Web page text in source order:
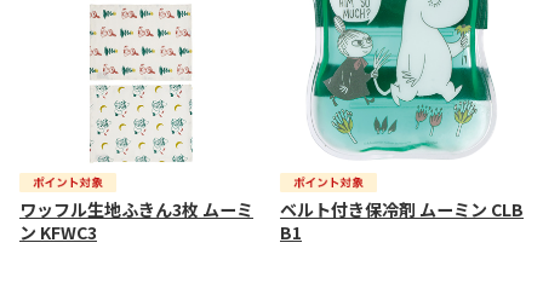
ワッフル生地ふきん3枚 ムーミ
ン KFWC3
ベルト付き保冷剤 ムーミン CLB
B1